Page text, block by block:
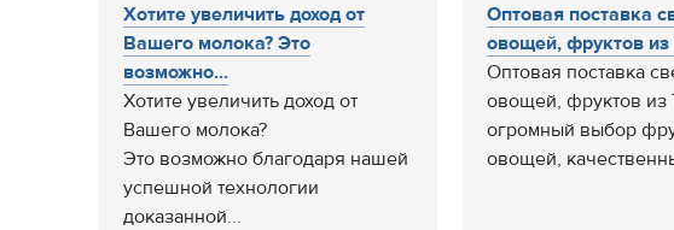
Хотите увеличить доход от
Вашего молока? Это
возможно...
Хотите увеличить доход от
Вашего молока?
Это возможно благодаря нашей
успешной технологии
доказанной...
Оптовая поставка
овощей, фруктов из
Оптовая поставка
овощей, фруктов из
огромный выбор
овощей,